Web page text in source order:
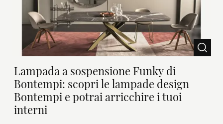
Lampada a sospensione Funky di
Bontempi: scopri le lampade design
Bontempi e potrai arricchire i tuoi
interni